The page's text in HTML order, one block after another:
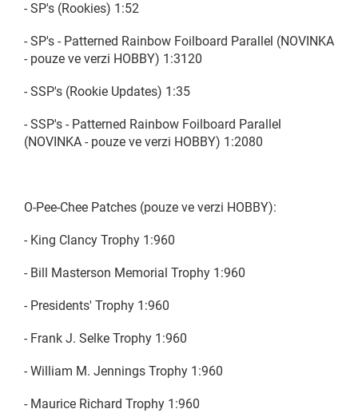
- SP's (Rookies) 1:52
- SP's - Patterned Rainbow Foilboard Parallel (NOVINKA
- pouze ve verzi HOBBY) 1:3120
- SSP's (Rookie Updates) 1:35
- SSP's - Patterned Rainbow Foilboard Parallel
(NOVINKA - pouze ve verzi HOBBY) 1:2080
O-Pee-Chee Patches (pouze ve verzi HOBBY):
- King Clancy Trophy 1:960
- Bill Masterson Memorial Trophy 1:960
- Presidents' Trophy 1:960
- Frank J. Selke Trophy 1:960
- William M. Jennings Trophy 1:960
- Maurice Richard Trophy 1:960